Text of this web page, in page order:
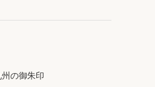
の御朱印